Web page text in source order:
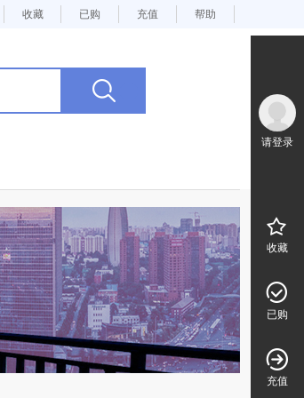
收藏 已购 充值 帮助
请登录
收藏
已购
充值